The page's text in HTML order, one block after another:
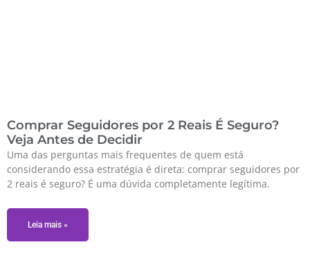
Comprar Seguidores por 2 Reais É Seguro?
Veja Antes de Decidir
Uma das perguntas mais frequentes de quem está
considerando essa estratégia é direta: comprar seguidores por
2 reais é seguro? É uma dúvida completamente legítima.
Leia mais »